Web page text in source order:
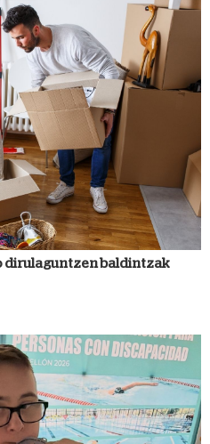
dirulaguntzen baldintzak